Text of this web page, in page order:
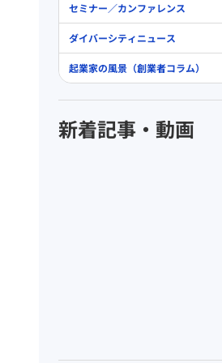
セミナー／カンファレンス
ダイバーシティニュース
起業家の風景（創業者コラム）
新着記事・動画